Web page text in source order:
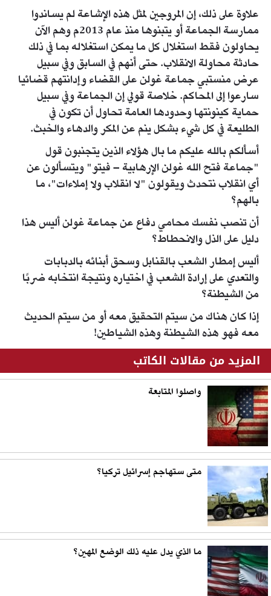
علاوة على ذلك، إن المروجين لمثل هذه الإشاعة لم يساندوا
ممارسة الجماعة أو يتبنوها منذ عام 2013م وهم الآن
يحاولون فقط استغلال كل ما يمكن استغلاله بما في ذلك
حادثة محاولة الانقلاب. حتى أنهم في السابق وفي سبيل
عرض منستبي جماعة غولن على القضاء وإدانتهم قضائيا
سارعوا إلى المحاكم. خلاصة قولي إن الجماعة وفي سبيل
حماية كينونتها وحدودها العامة تحاول أن تكون في
الطليعة في كل شيء بشكل ينم عن المكر والدهاء والخبث.
أسألكم بالله عليكم ما بال هؤلاء الذين يتجنبون قول
"جماعة فتح الله غولن الإرهابية – فيتو" ويتسألون عن
أي انقلاب نتحدث ويقولون "لا انقلاب ولا إملاءات"، ما
بالهم؟
أن تنصب نفسك محامي دفاع عن جماعة غولن أليس هذا
دليل على الذل والانحطاط؟
أليس إمطار الشعب بالقنابل وسحق أبنائه بالدبابات
والتعدي على إرادة الشعب في اختياره ونتيجة انتخابه ضربًا
من الشيطنة؟
إذا كان هناك من سيتم التحقيق معه أو من سيتم الحديث
معه فهو هذه الشيطنة وهذه الشياطين!
المزيد من مقالات الكاتب
واصلوا المتابعة
متى ستهاجم إسرائيل تركيا؟
ما الذي يدل عليه ذلك الوضع المهين؟